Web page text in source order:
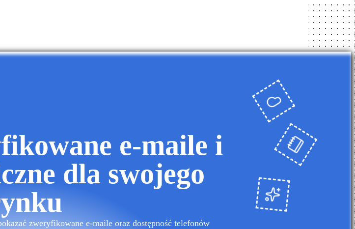
e-maile i
dla swojego
zweryfikowane e-maile oraz dostępność telefonów